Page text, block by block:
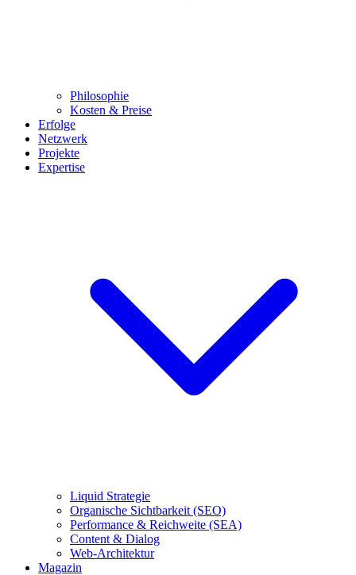
Philosophie
Kosten & Preise
Erfolge
Netzwerk
Projekte
Expertise
Liquid Strategie
Organische Sichtbarkeit (SEO)
Performance & Reichweite (SEA)
Content & Dialog
Web-Architektur
Magazin